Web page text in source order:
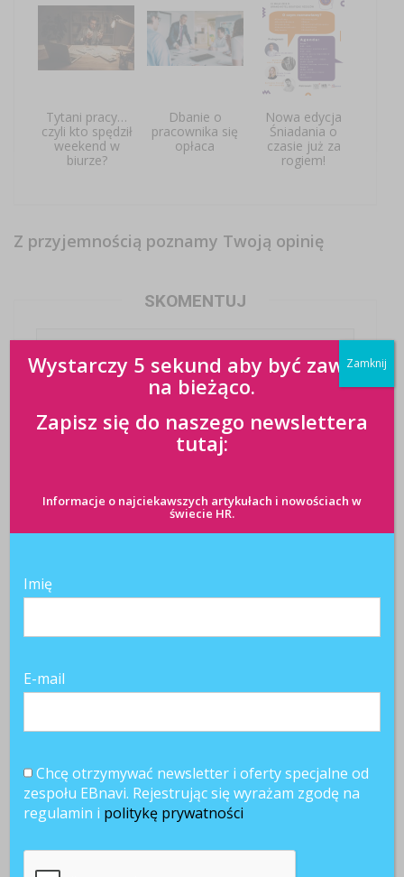
Tytani pracy…
czyli kto spędził
weekend w
biurze?
Dbanie o
pracownika się
opłaca
Nowa edycja
Śniadania o
czasie już za
rogiem!
Z przyjemnością poznamy Twoją opinię
SKOMENTUJ
Wystarczy 5 sekund aby być zawsze
na bieżąco.
Zapisz się do naszego newslettera
tutaj:
Informacje o najciekawszych artykułach i nowościach w
świecie HR.
Imię
E-mail
Chcę otrzymywać newsletter i oferty specjalne od
zespołu EBnavi. Rejestrując się wyrażam zgodę na
regulamin i politykę prywatności
Zamknij